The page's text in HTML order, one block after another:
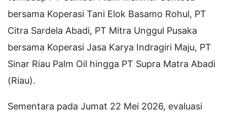
bersama Koperasi Tani Elok Basamo Rohul, PT
Citra Sardela Abadi, PT Mitra Unggul Pusaka
bersama Koperasi Jasa Karya Indragiri Maju, PT
Sinar Riau Palm Oil hingga PT Supra Matra Abadi
(Riau).
Sementara pada Jumat 22 Mei 2026, evaluasi